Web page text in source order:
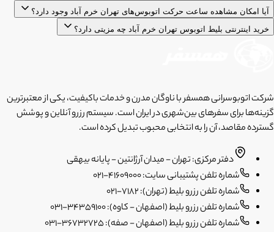
آیا امکان مشاهده ساعت حرکت اتوبوس‌های تهران خرم آباد وجود دارد؟
خرید اینترنتی بلیط اتوبوس تهران خرم آباد چه مزیتی دارد؟
شرکت اتوبوسرانی همسفر با ناوگان مدرن و خدمات باکیفیت، یکی از معتبرترین
گزینه‌ها برای سفرهای بین‌شهری در ایران است. سیستم رزرو آنلاین و پوشش
گسترده مقاصد، آن را به انتخابی محبوب تبدیل کرده است.
دفتر مرکزی: تهران - میدان آرژانتین - پایانه بیهقی
شماره تلفن پشتیبانی سایت: 41609000-021
شماره تلفن رزرو بلیط (تهران): 7182-021
شماره تلفن رزرو بلیط (اصفهان - کاوه): 34359100-031
شماره تلفن رزرو بلیط (اصفهان - صفه): 36732725-031